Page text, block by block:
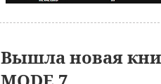
Вышла новая